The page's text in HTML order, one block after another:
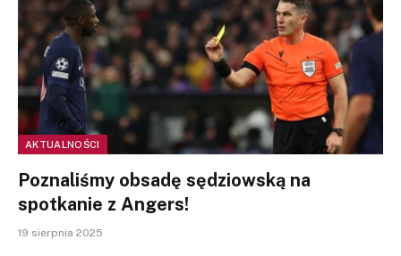
AKTUALNOŚCI
Poznaliśmy obsadę sędziowską na
spotkanie z Angers!
19 sierpnia 2025